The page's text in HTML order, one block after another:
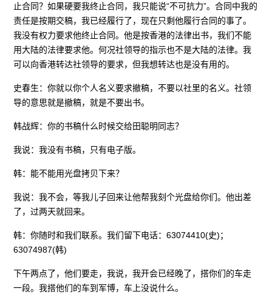
止合同？如果硬要我终止合同，我只能说“不可抗力”。合同中我的
责任是按期交稿，我已经履行了，现在只剩他履行合同的事了。
我没有权力要求他终止合同。他是按香港的法律出书，我们不能
用大陆的法律要求他。何况社领导的指示也不是大陆的法律。我
可以向香港转达社领导的要求，但我想转达也是没有用的。
史春生：你就以你个人名义要求撤稿，不要以社里的名义。社领
导的意思就是撤稿，就是不要出书。
韩战辉：你的书稿什么时候交给田聪明同志？
我说：我没有书稿，只有电子版。
韩：能不能用光盘拷贝下来？
我说：我不会，等我儿子回来让他帮我刻个光盘给你们。他出差
了，过两天就回来。
韩：你随时和我们联系。我们留下电话：63074410(史)；
63074987(韩)
下午两点了，他们要走，我说，我开会已经晚了，搭你们的车走
一段。我搭他们的车到军博，车上没说什么。